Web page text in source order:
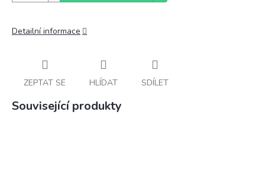
Detailní informace
ZEPTAT SE HLÍDAT SDÍLET
Související produkty